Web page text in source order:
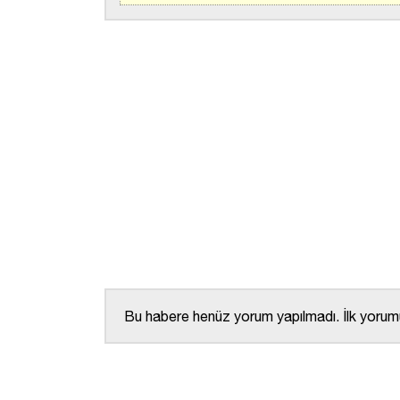
Bu habere henüz yorum yapılmadı. İlk